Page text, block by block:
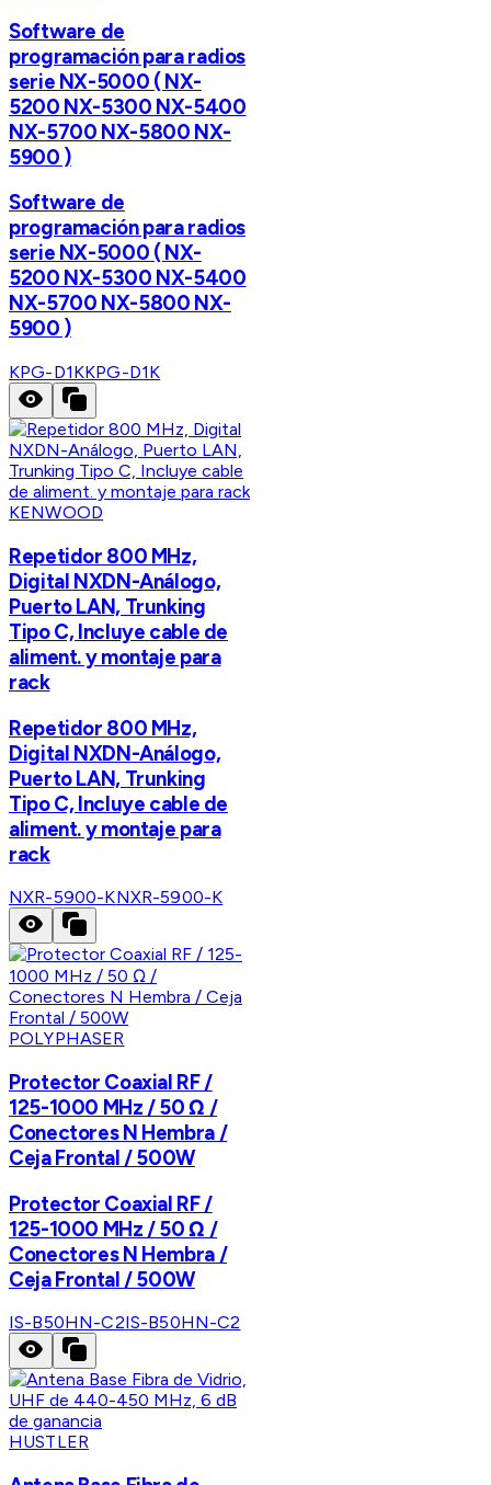
Software de
programación para radios
serie NX-5000 ( NX-
5200 NX-5300 NX-5400
NX-5700 NX-5800 NX-
5900 )
Software de
programación para radios
serie NX-5000 ( NX-
5200 NX-5300 NX-5400
NX-5700 NX-5800 NX-
5900 )
KPG-D1KKPG-D1K
KENWOOD
Repetidor 800 MHz,
Digital NXDN-Análogo,
Puerto LAN, Trunking
Tipo C, Incluye cable de
aliment. y montaje para
rack
Repetidor 800 MHz,
Digital NXDN-Análogo,
Puerto LAN, Trunking
Tipo C, Incluye cable de
aliment. y montaje para
rack
NXR-5900-KNXR-5900-K
POLYPHASER
Protector Coaxial RF /
125-1000 MHz / 50 Ω /
Conectores N Hembra /
Ceja Frontal / 500W
Protector Coaxial RF /
125-1000 MHz / 50 Ω /
Conectores N Hembra /
Ceja Frontal / 500W
IS-B50HN-C2IS-B50HN-C2
HUSTLER